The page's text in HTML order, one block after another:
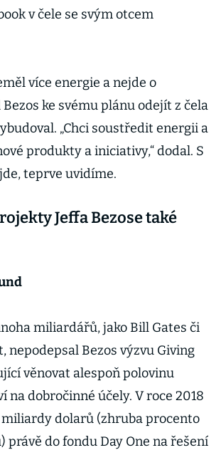
v čele se svým otcem
více energie a nejde o
Bezos ke svému plánu odejít z čela
„Chci soustředit energii a
produkty a iniciativy,“ dodal. S
teprve uvidíme.
Jeffa Bezose také
miliardářů, jako Bill Gates či
nepodepsal Bezos výzvu Giving
věnovat alespoň polovinu
na dobročinné účely. V roce 2018
miliardy dolarů (zhruba procento
právě do fondu Day One na řešení